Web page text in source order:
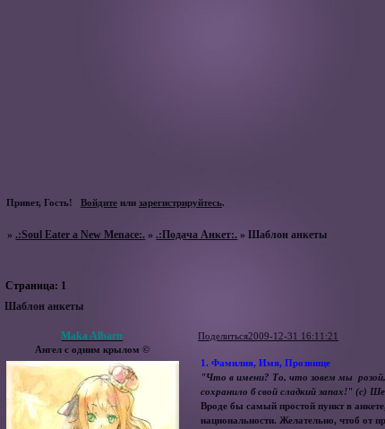
Привет, Гость! Войдитеили зарегистрируйтесь.
» .:Soul Eater a New Menace:. ».:Подача Анкет:. »Шаблон анкеты
Шаблон анкеты
Страница: 1
Поделиться2009-12-31 16:11:21
Maka Albarn
Ангел с одним крылом ©
1. Фамилия, Имя, Прозвище
"Что в имени? То, что зовем мы
сохранило б свой сладкий запах!" (с)
Вроде бы самый простой пункт в
национальности. Желательно, чтоб от